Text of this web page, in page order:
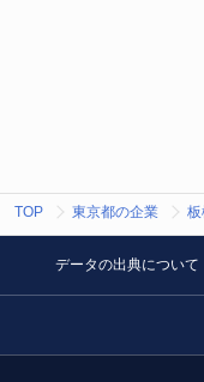
TOP 東京都の企業
データの出典について